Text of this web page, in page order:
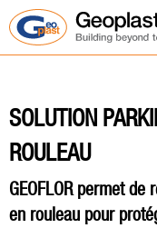
SOLUTION
ROULEAU
GEOFLOR permet
en rouleau pour